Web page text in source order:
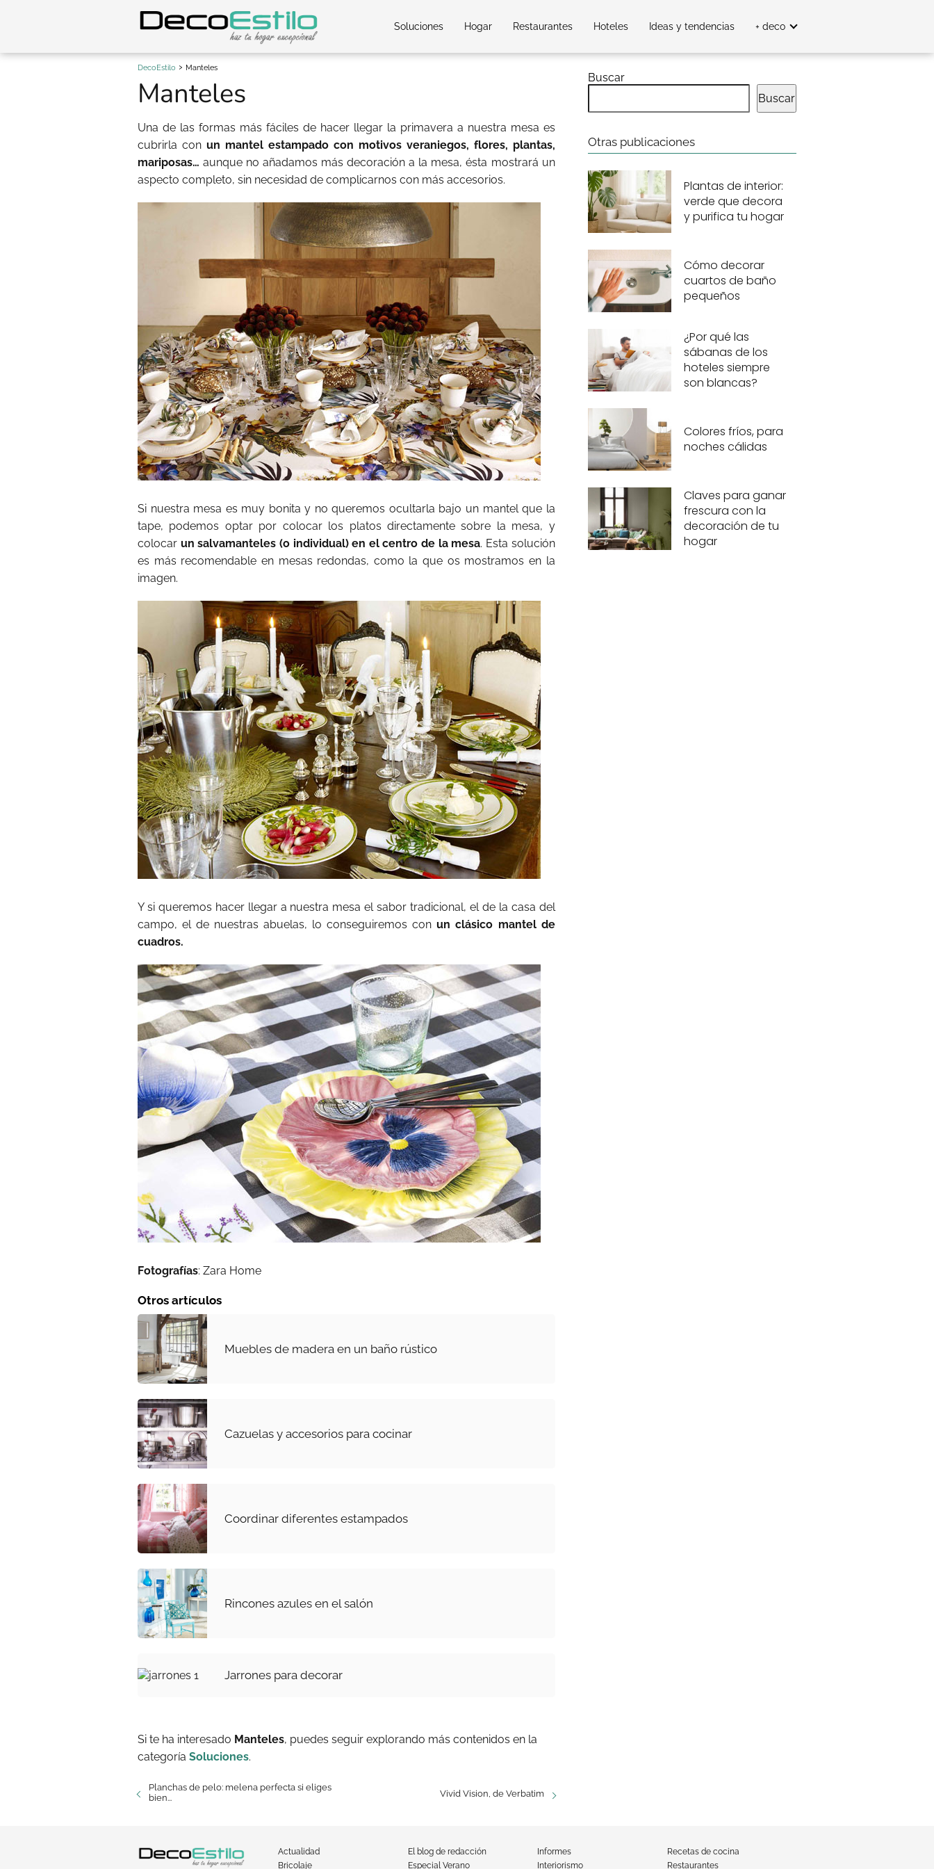
Soluciones Hogar Restaurantes Hoteles Ideas y tendencias + deco
DecoEstilo Manteles
Manteles
Una de las formas más fáciles de hacer llegar la primavera a nuestra mesa es
cubrirla con un mantel estampado con motivos veraniegos, flores, plantas,
mariposas… aunque no añadamos más decoración a la mesa, ésta mostrará un
aspecto completo, sin necesidad de complicarnos con más accesorios.
Si nuestra mesa es muy bonita y no queremos ocultarla bajo un mantel que la
tape, podemos optar por colocar los platos directamente sobre la mesa, y
colocar un salvamanteles (o individual) en el centro de la mesa. Esta solución
es más recomendable en mesas redondas, como la que os mostramos en la
imagen.
Y si queremos hacer llegar a nuestra mesa el sabor tradicional, el de la casa del
campo, el de nuestras abuelas, lo conseguiremos conun clásico mantel de
cuadros.
Fotografías: Zara Home
Otros artículos
Muebles de madera en un baño rústico
Cazuelas y accesorios para cocinar
Coordinar diferentes estampados
Rincones azules en el salón
Jarrones para decorar
Si te ha interesado Manteles, puedes seguir explorando más contenidos en la
categoría Soluciones.
Planchas de pelo: melena perfecta si eliges
bien...
Vivid Vision, de Verbatim
Buscar
Buscar
Otras publicaciones
Plantas de interior:
verde que decora
y purifica tu hogar
Cómo decorar
cuartos de baño
pequeños
¿Por qué las
sábanas de los
hoteles siempre
son blancas?
Colores fríos, para
noches cálidas
Claves para ganar
frescura con la
decoración de tu
hogar
Actualidad
Bricolaje
El blog de redacción
Especial Verano
Informes
Interiorismo
Recetas de cocina
Restaurantes